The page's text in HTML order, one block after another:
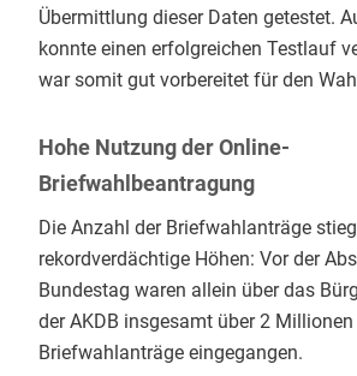
Übermittlung dieser Daten getestet.
konnte einen erfolgreichen Testlauf
war somit gut vorbereitet für den
Hohe Nutzung der Online-
Briefwahlbeantragung
Die Anzahl der Briefwahlanträge
rekordverdächtige Höhen: Vor der
Bundestag waren allein über das
der AKDB insgesamt über 2 Millionen
Briefwahlanträge eingegangen.